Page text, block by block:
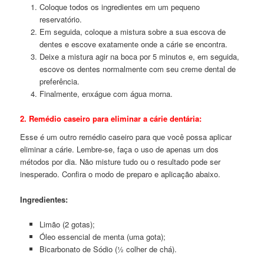
Coloque todos os ingredientes em um pequeno
reservatório.
Em seguida, coloque a mistura sobre a sua escova de
dentes e escove exatamente onde a cárie se encontra.
Deixe a mistura agir na boca por 5 minutos e, em seguida,
escove os dentes normalmente com seu creme dental de
preferência.
Finalmente, enxágue com água morna.
2. Remédio caseiro para eliminar a cárie dentária:
Esse é um outro remédio caseiro para que você possa aplicar
eliminar a cárie. Lembre-se, faça o uso de apenas um dos
métodos por dia. Não misture tudo ou o resultado pode ser
inesperado. Confira o modo de preparo e aplicação abaixo.
Ingredientes:
Limão (2 gotas);
Óleo essencial de menta (uma gota);
Bicarbonato de Sódio (½ colher de chá).